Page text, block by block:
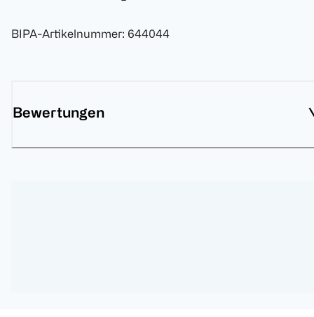
BIPA-Artikelnummer: 644044
Bewertungen